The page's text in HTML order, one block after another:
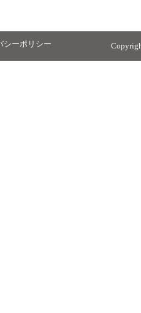
シーポリシー